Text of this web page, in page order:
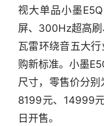
行
业
视大单品小墨
屏、300Hz超高
瓦雷环绕音五大
购新标准。小墨
尺寸，零售价分
8199元、14999
日开售。